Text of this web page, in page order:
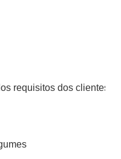
requisitos dos clientes